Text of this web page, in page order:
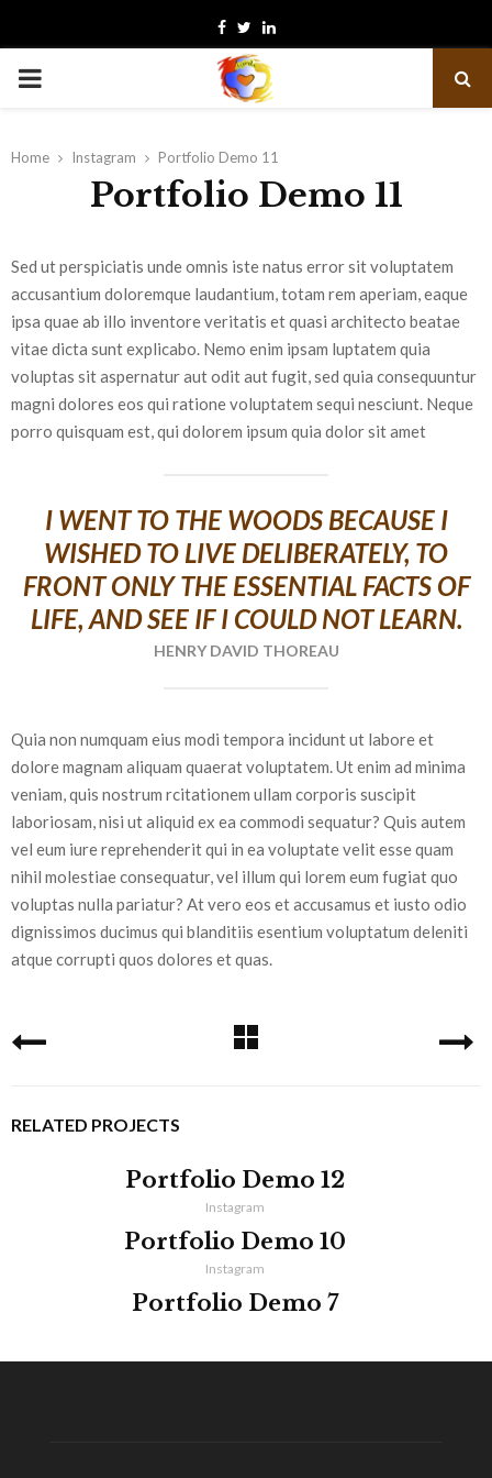
Facebook
TwitterLinkedin
PRIMARY
Home Instagram Portfolio Demo 11
Portfolio Demo 11
Sed ut perspiciatis unde omnis iste natus error sit voluptatem
accusantium doloremque laudantium, totam rem aperiam, eaque
ipsa quae ab illo inventore veritatis et quasi architecto beatae
vitae dicta sunt explicabo. Nemo enim ipsam luptatem quia
voluptas sit aspernatur aut odit aut fugit, sed quia consequuntur
magni dolores eos qui ratione voluptatem sequi nesciunt. Neque
porro quisquam est, qui dolorem ipsum quia dolor sit amet
I WENT TO THE WOODS BECAUSE I
WISHED TO LIVE DELIBERATELY, TO
FRONT ONLY THE ESSENTIAL FACTS OF
LIFE, AND SEE IF I COULD NOT LEARN.
HENRY DAVID THOREAU
Quia non numquam eius modi tempora incidunt ut labore et
dolore magnam aliquam quaerat voluptatem. Ut enim ad minima
veniam, quis nostrum rcitationem ullam corporis suscipit
laboriosam, nisi ut aliquid ex ea commodi sequatur? Quis autem
vel eum iure reprehenderit qui in ea voluptate velit esse quam
nihil molestiae consequatur, vel illum qui lorem eum fugiat quo
voluptas nulla pariatur? At vero eos et accusamus et iusto odio
dignissimos ducimus qui blanditiis esentium voluptatum deleniti
atque corrupti quos dolores et quas.
RELATED PROJECTS
Portfolio Demo 12
Instagram
Portfolio Demo 10
Instagram
Portfolio Demo 7